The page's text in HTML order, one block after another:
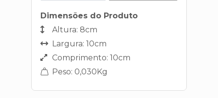
Dimensões do Produto
Altura: 8cm
Largura: 10cm
Comprimento: 10cm
Peso: 0,030Kg